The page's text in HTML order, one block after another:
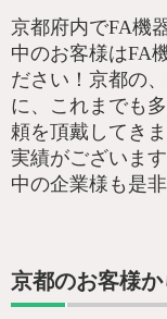
京都府内でFA機
中のお客様はFA
ださい！京都の
に、これまでも
頼を頂戴してき
実績がございま
中の企業様も是
京都のお客様